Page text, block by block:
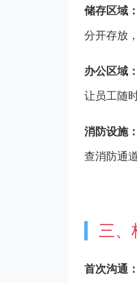
储存区域：
分开存放
办公区域：
让员工随
消防设施：
查消防通
三、
首次沟通：